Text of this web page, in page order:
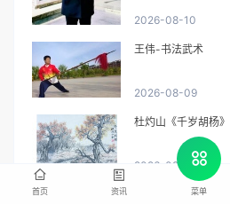
2026-08-10
王伟-书法武术
2026-08-09
杜灼山《千岁胡杨》
2026-08-09
首页 资讯 菜单